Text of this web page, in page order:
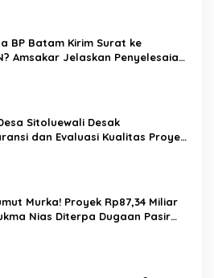
BP Batam Kirim Surat ke
Amsakar Jelaskan Penyelesaian
Sitoluewali Desak
dan Evaluasi Kualitas Proyek
Murka! Proyek Rp87,34 Miliar
Nias Diterpa Dugaan Pasir